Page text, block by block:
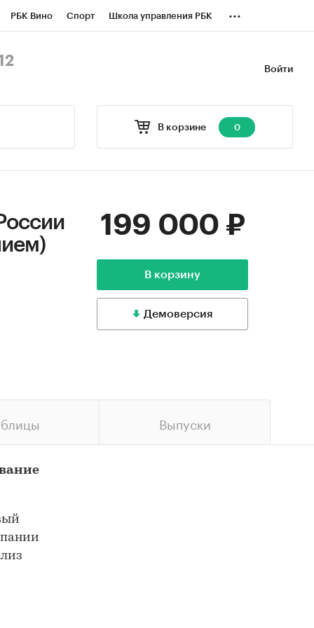
РБК Вино Спорт Школа управления РБК ...
Войти
В корзине 0
199 000 ₽
В корзину
Демоверсия
Выпуски